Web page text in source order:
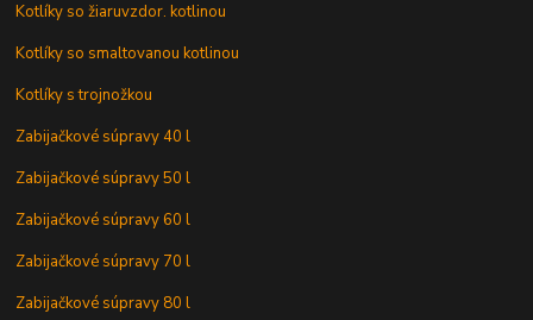
Kotlíky so žiaruvzdor. kotlinou
Kotlíky so smaltovanou kotlinou
Kotlíky s trojnožkou
Zabijačkové súpravy 40 l
Zabijačkové súpravy 50 l
Zabijačkové súpravy 60 l
Zabijačkové súpravy 70 l
Zabijačkové súpravy 80 l